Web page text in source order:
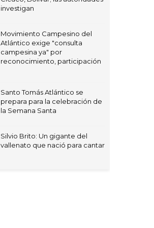
investigan
Movimiento Campesino del
Atlántico exige "consulta
campesina ya" por
reconocimiento, participación
Santo Tomás Atlántico se
prepara para la celebración de
la Semana Santa
Silvio Brito: Un gigante del
vallenato que nació para cantar